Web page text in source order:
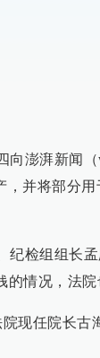
澎湃新闻（
，并将部分
检组组长
情况，法
现任院长古